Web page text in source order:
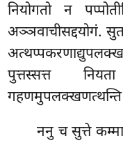
नियोगतो न
अञ्ञवाचीसद्दयोगं.
पुत्तस्सत्त
गहणमुपलक्खणत्थन्ति
ननु च सुत्ते